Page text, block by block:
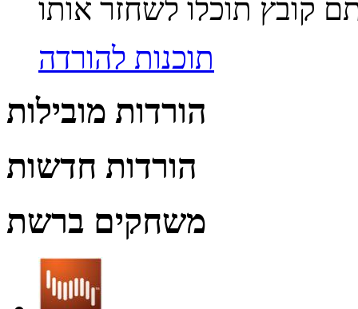
תוכנות להורדה
הורדות מובילות
הורדות חדשות
משחקים ברשת